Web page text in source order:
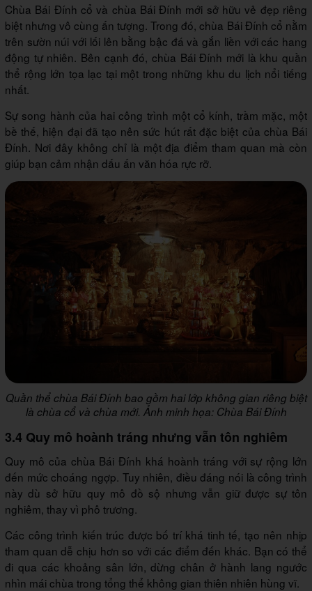
Chùa Bái Đính cổ và chùa Bái Đính mới sở hữu vẻ đẹp riêng
biệt nhưng vô cùng ấn tượng. Trong đó, chùa Bái Đính cổ nằm
trên sườn núi với lối lên bằng bậc đá và gắn liền với các hang
động tự nhiên. Bên cạnh đó, chùa Bái Đính mới là khu quần
thể rộng lớn tọa lạc tại một trong những khu du lịch nổi tiếng
nhất.
Sự song hành của hai công trình một cổ kính, trầm mặc, một
bề thế, hiện đại đã tạo nên sức hút rất đặc biệt của chùa Bái
Đính. Nơi đây không chỉ là một địa điểm tham quan mà còn
giúp bạn cảm nhận dấu ấn văn hóa rực rỡ.
Quần thể chùa Bái Đính bao gồm hai lớp không gian riêng biệt
là chùa cổ và chùa mới. Ảnh minh họa: Chùa Bái Đính
3.4 Quy mô hoành tráng nhưng vẫn tôn nghiêm
Quy mô của chùa Bái Đính khá hoành tráng với sự rộng lớn
đến mức choáng ngợp. Tuy nhiên, điều đáng nói là công trình
này dù sở hữu quy mô đồ sộ nhưng vẫn giữ được sự tôn
nghiêm, thay vì phô trương.
Các công trình kiến trúc được bố trí khá tinh tế, tạo nên nhịp
tham quan dễ chịu hơn so với các điểm đến khác. Bạn có thể
đi qua các khoảng sân lớn, dừng chân ở hành lang ngước
nhìn mái chùa trong tổng thể không gian thiên nhiên hùng vĩ.